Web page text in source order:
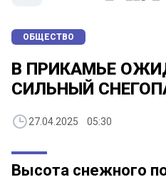
ОБЩЕСТВО
В ПРИКАМЬЕ
СИЛЬНЫЙ
27.04.2025 05:30
Высота снежного